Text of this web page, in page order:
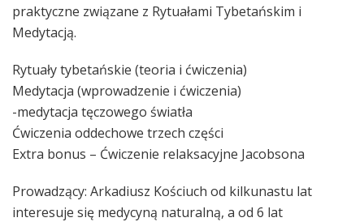
praktyczne związane z Rytuałami Tybetańskim i
Medytacją.
Rytuały tybetańskie (teoria i ćwiczenia)
Medytacja (wprowadzenie i ćwiczenia)
-medytacja tęczowego światła
Ćwiczenia oddechowe trzech części
Extra bonus – Ćwiczenie relaksacyjne Jacobsona
Prowadzący: Arkadiusz Kościuch od kilkunastu lat
interesuje się medycyną naturalną, a od 6 lat